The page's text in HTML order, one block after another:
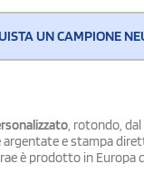
UN CAMPIONE
, rotondo,
e stampa
è prodotto in Europa